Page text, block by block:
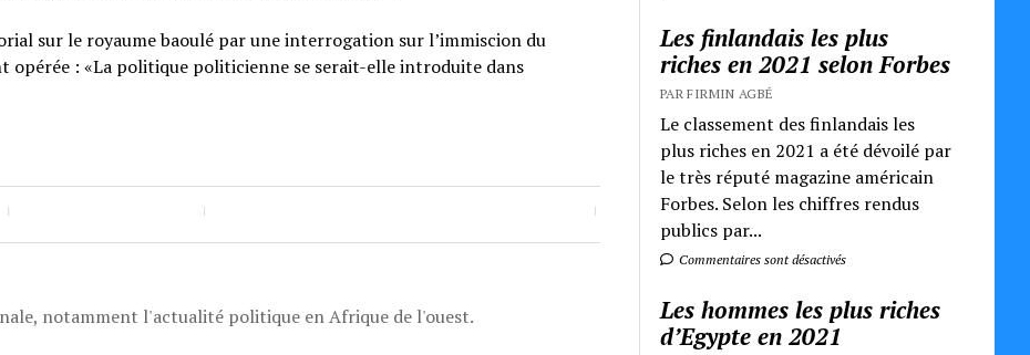
sur le royaume baoulé par une interrogation sur l’immiscion du
opérée : «La politique politicienne se serait-elle introduite dans
notamment l'actualité politique en Afrique de l'ouest.
Les finlandais les plus
riches en 2021 selon Forbes
PAR FIRMIN AGBÉ
Le classement des finlandais les
plus riches en 2021 a été dévoilé par
le très réputé magazine américain
Forbes. Selon les chiffres rendus
publics par...
Commentaires sont désactivés
Les hommes les plus riches
d’Egypte en 2021